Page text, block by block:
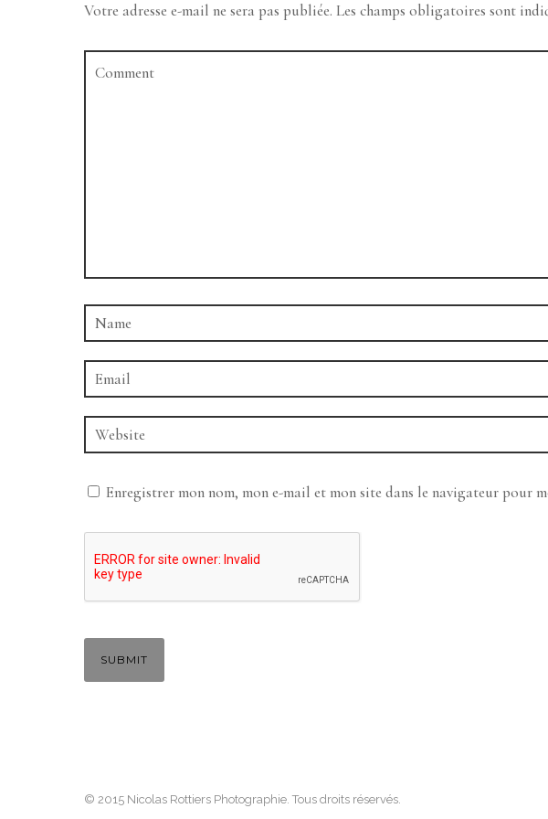
Votre adresse e-mail ne sera pas publiée. Les champs obligatoires sont
Enregistrer mon nom, mon e-mail et mon site dans le navigateur pour
© 2015 Nicolas Rottiers Photographie. Tous droits réservés.